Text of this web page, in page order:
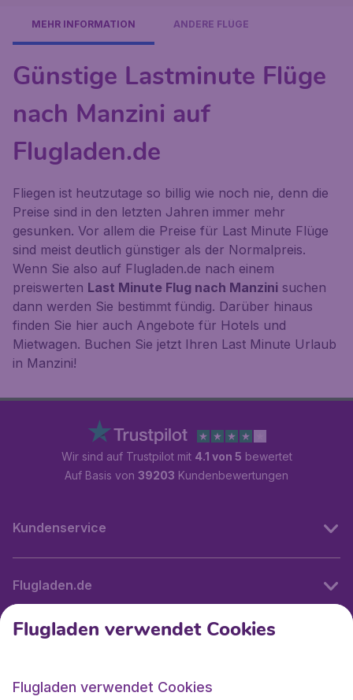
MEHR INFORMATION ANDERE FLÜGE
Günstige Lastminute Flüge
nach Manzini auf
Flugladen.de
Fliegen ist heutzutage so billig wie noch nie, denn die
Preise sind in den letzten Jahren immer mehr
gesunken. Vor allem die Preise für Last Minute Flüge
sind meist deutlich günstiger als der Normalpreis.
Wenn Sie also auf Flugladen.de nach einem
preiswerten Last Minute Flug nach Manzini suchen
dann werden Sie bestimmt fündig. Darüber hinaus
finden Sie hier auch Angebote für Hotels und
Mietwagen. Buchen Sie jetzt Ihren Last Minute Urlaub
in Manzini!
Wir sind auf Trustpilot mit 4.1 von 5 bewertet
Auf Basis von 39203 Kundenbewertungen
Kundenservice
Flugladen.de
Internationale Webseiten
Flugladen verwendet Cookies
Flugladen verwendet Cookies